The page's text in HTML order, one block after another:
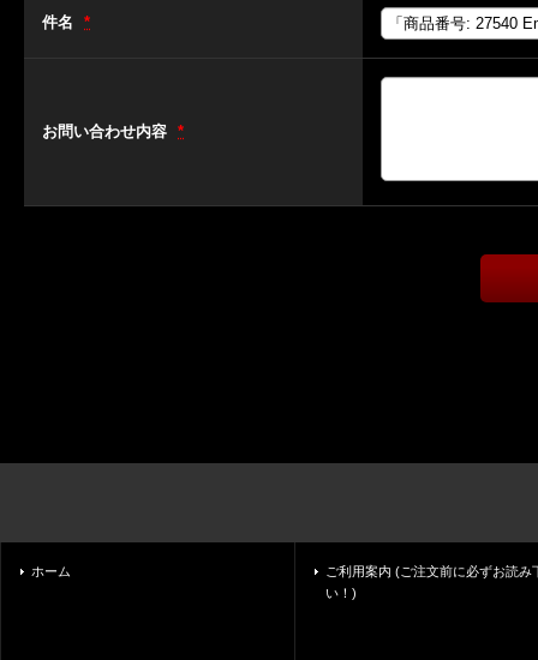
件名 *
お問い合わせ内容 *
ホーム
ご利用案内 (ご注文前に必ずお読み
い！)